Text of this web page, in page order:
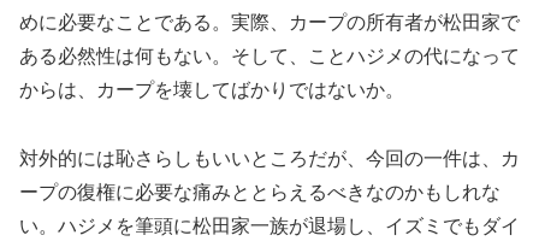
めに必要なことである。実際、カープの所有者が松田家で
ある必然性は何もない。そして、ことハジメの代になって
からは、カープを壊してばかりではないか。
対外的には恥さらしもいいところだが、今回の一件は、カ
ープの復権に必要な痛みととらえるべきなのかもしれな
い。ハジメを筆頭に松田家一族が退場し、イズミでもダイ